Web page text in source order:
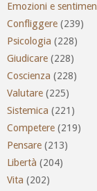
Emozioni e
Confliggere (239)
Psicologia (228)
Giudicare (228)
Coscienza (228)
Valutare (225)
Sistemica (221)
Competere (219)
Pensare (213)
Libertà (204)
Vita (202)